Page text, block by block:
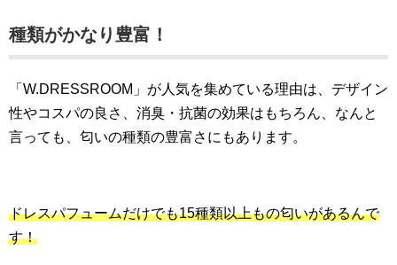
種類がかなり豊富！
「W.DRESSROOM」が人気を集めている理由は、デザイン
性やコスパの良さ、消臭・抗菌の効果はもちろん、なんと
言っても、匂いの種類の豊富さにもあります。
ドレスパフュームだけでも15種類以上もの匂いがあるんで
す！